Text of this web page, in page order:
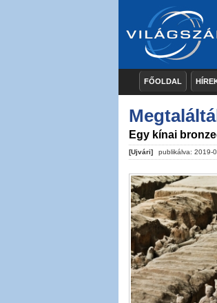
FŐOLDAL
Egy kínai
[Ujvári] publikálva: 2019-